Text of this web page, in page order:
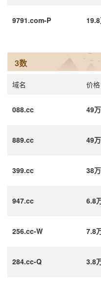
9791.com-P
3数
域名 价格
088.cc 49万
889.cc 49万
399.cc 38万
947.cc 6.8
256.cc-W 7.8
284.cc-Q 3.8